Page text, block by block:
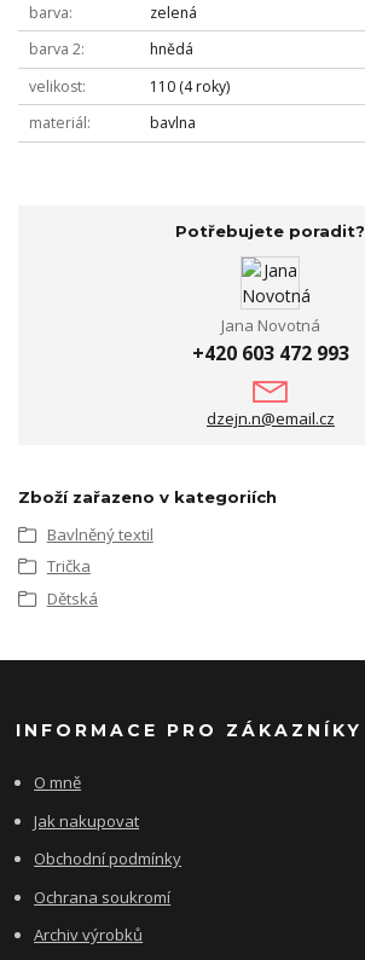
barva
zelená
barva 2
hnědá
velikost
110 (4 roky)
materiál
bavlna
Potřebujete poradit?
Jana Novotná
+420 603 472 993
dzejn.n@email.cz
Zboží zařazeno v kategoriích
Bavlněný textil
Trička
Dětská
INFORMACE PRO ZÁKAZNÍKY
O mně
Jak nakupovat
Obchodní podmínky
Ochrana soukromí
Archiv výrobků